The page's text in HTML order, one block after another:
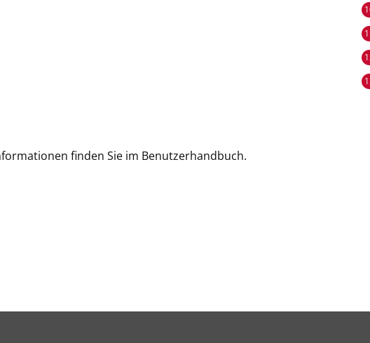
finden Sie im Benutzerhandbuch.